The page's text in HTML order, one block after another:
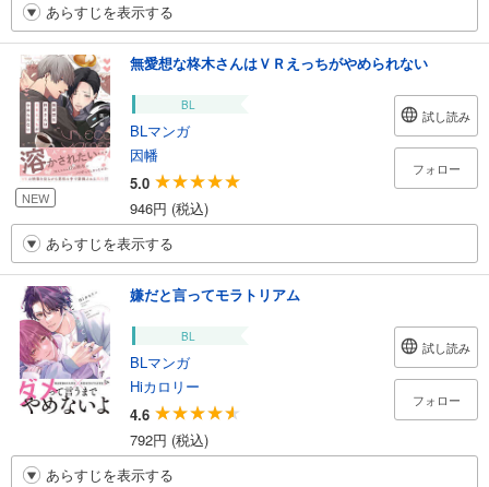
あらすじを表示する
NEW
無愛想な柊木さんはＶＲえっちがやめられない
BL
BLマンガ
因幡
5.0
946円 (税込)
試し読み
フォロー
あらすじを表示する
嫌だと言ってモラトリアム
BL
BLマンガ
Hiカロリー
4.6
792円 (税込)
試し読み
フォロー
あらすじを表示する